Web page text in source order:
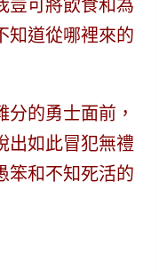
豈可將飲食和為
知道從哪裡來的
的勇士面前，
出如此冒犯無禮
笨和不知死活的